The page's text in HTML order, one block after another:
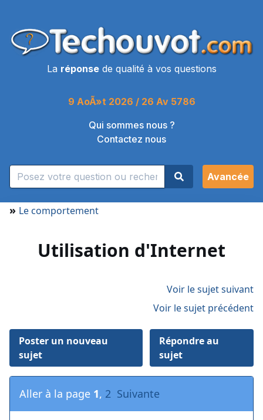
La réponsede qualité à vos questions
9 AoÃ»t 2026 / 26 Av 5786
Qui sommes nous ?
Contactez nous
Avancée
» Le comportement
Utilisation d'Internet
Voir le sujet suivant
Voir le sujet précédent
Poster un nouveau
sujet
Répondre au
sujet
Aller à la page 1, 2 Suivante